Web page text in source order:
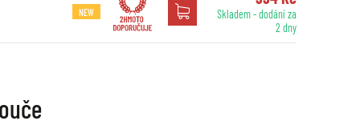
NEW
Skladem - dodání za
2 dny